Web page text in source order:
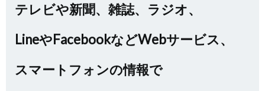
テレビや新聞、雑誌、ラジオ、
LineやFacebookなどWebサービス、
スマートフォンの情報で